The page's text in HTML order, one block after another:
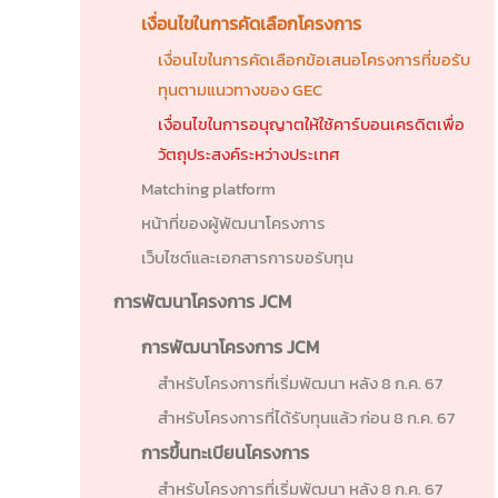
เงื่อนไขในการคัดเลือกโครงการ
เงื่อนไขในการคัดเลือกข้อเสนอโครงการที่ขอรับ
ทุนตามแนวทางของ GEC
เงื่อนไขในการอนุญาตให้ใช้คาร์บอนเครดิตเพื่อ
วัตถุประสงค์ระหว่างประเทศ
Matching platform
หน้าที่ของผู้พัฒนาโครงการ
เว็บไซต์และเอกสารการขอรับทุน
การพัฒนาโครงการ JCM
การพัฒนาโครงการ JCM
สำหรับโครงการที่เริ่มพัฒนา หลัง 8 ก.ค. 67
สำหรับโครงการที่ได้รับทุนแล้ว ก่อน 8 ก.ค. 67
การขึ้นทะเบียนโครงการ
สำหรับโครงการที่เริ่มพัฒนา หลัง 8 ก.ค. 67